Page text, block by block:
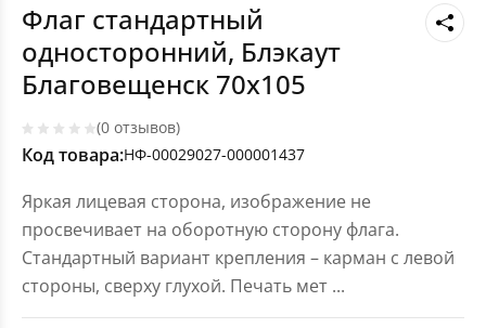
Флаг стандартный
односторонний, Блэкаут
Благовещенск 70х105
(0 отзывов)
Код товара:НФ-00029027-000001437
Яркая лицевая сторона, изображение не
просвечивает на оборотную сторону флага.
Стандартный вариант крепления – карман с левой
стороны, сверху глухой. Печать мет ...